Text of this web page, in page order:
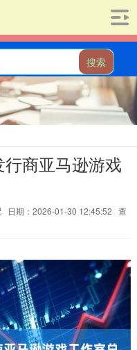
搜索
商亚马逊游戏
日期：2026-01-30 12:45:52 查